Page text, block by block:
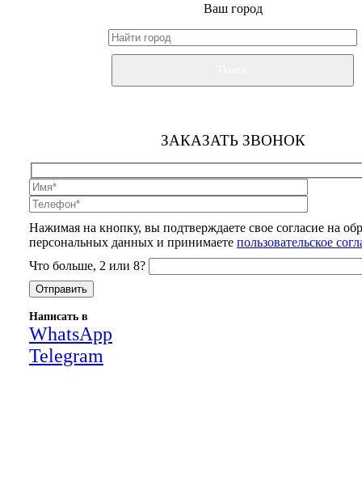
Ваш город
ЗАКАЗАТЬ ЗВОНОК
Нажимая на кнопку, вы подтверждаете свое согласие на
персональных данных и принимаете пользовательское
Что больше, 2 или 8?
Написать в
WhatsApp
Telegram